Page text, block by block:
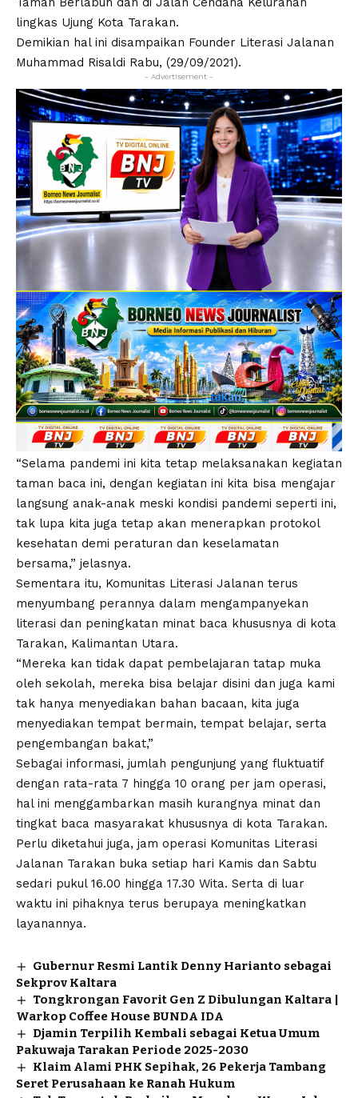
lingkas Ujung Kota Tarakan.
Demikian hal ini disampaikan Founder Literasi Jalanan
Muhammad Risaldi Rabu, (29/09/2021).
- Advertisement -
“Selama pandemi ini kita tetap melaksanakan kegiatan
taman baca ini, dengan kegiatan ini kita bisa mengajar
langsung anak-anak meski kondisi pandemi seperti ini,
tak lupa kita juga tetap akan menerapkan protokol
kesehatan demi peraturan dan keselamatan
bersama,” jelasnya.
Sementara itu, Komunitas Literasi Jalanan terus
menyumbang perannya dalam mengampanyekan
literasi dan peningkatan minat baca khususnya di kota
Tarakan, Kalimantan Utara.
“Mereka kan tidak dapat pembelajaran tatap muka
oleh sekolah, mereka bisa belajar disini dan juga kami
tak hanya menyediakan bahan bacaan, kita juga
menyediakan tempat bermain, tempat belajar, serta
pengembangan bakat,”
Sebagai informasi, jumlah pengunjung yang fluktuatif
dengan rata-rata 7 hingga 10 orang per jam operasi,
hal ini menggambarkan masih kurangnya minat dan
tingkat baca masyarakat khususnya di kota Tarakan.
Perlu diketahui juga, jam operasi Komunitas Literasi
Jalanan Tarakan buka setiap hari Kamis dan Sabtu
sedari pukul 16.00 hingga 17.30 Wita. Serta di luar
waktu ini pihaknya terus berupaya meningkatkan
layanannya.
Gubernur Resmi Lantik Denny Harianto sebagai
Sekprov Kaltara
Tongkrongan Favorit Gen Z Dibulungan Kaltara |
Warkop Coffee House BUNDA IDA
Djamin Terpilih Kembali sebagai Ketua Umum
Pakuwaja Tarakan Periode 2025-2030
Klaim Alami PHK Sepihak, 26 Pekerja Tambang
Seret Perusahaan ke Ranah Hukum